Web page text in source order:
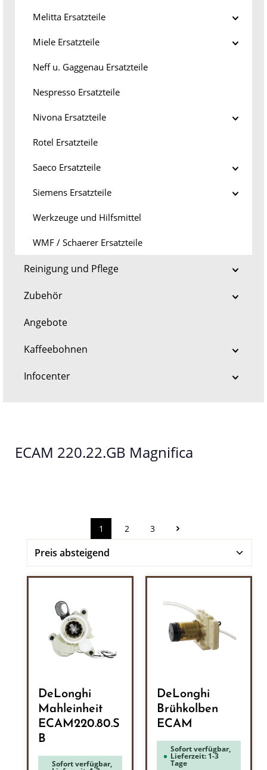
Melitta Ersatzteile
Miele Ersatzteile
Neff u. Gaggenau Ersatzteile
Nespresso Ersatzteile
Nivona Ersatzteile
Rotel Ersatzteile
Saeco Ersatzteile
Siemens Ersatzteile
Werkzeuge und Hilfsmittel
WMF / Schaerer Ersatzteile
Reinigung und Pflege
Zubehör
Angebote
Kaffeebohnen
Infocenter
ECAM 220.22.GB Magnifica
Seite
1 Seite
2 Seite
3
DeLonghi
Mahleinheit
ECAM220.80.S
B
Sofort verfügbar,
DeLonghi
Brühkolben
ECAM
Sofort verfügbar,
Lieferzeit: 1-3
Tage